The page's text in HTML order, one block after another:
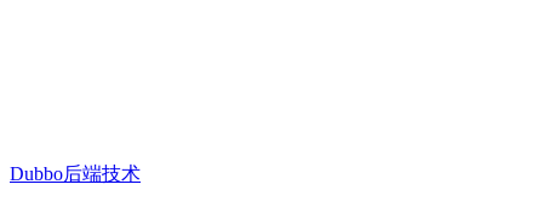
Dubbo后端技术